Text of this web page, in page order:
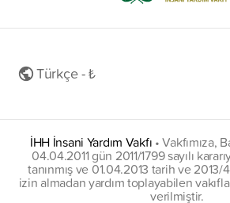
Türkçe - ₺
İHH İnsani Yardım Vakfı •Vakfımıza,
04.04.2011 gün 2011/1799 sayılı
tanınmış ve 01.04.2013 tarih ve 2013/
izin almadan yardım toplayabilen
verilmiştir.